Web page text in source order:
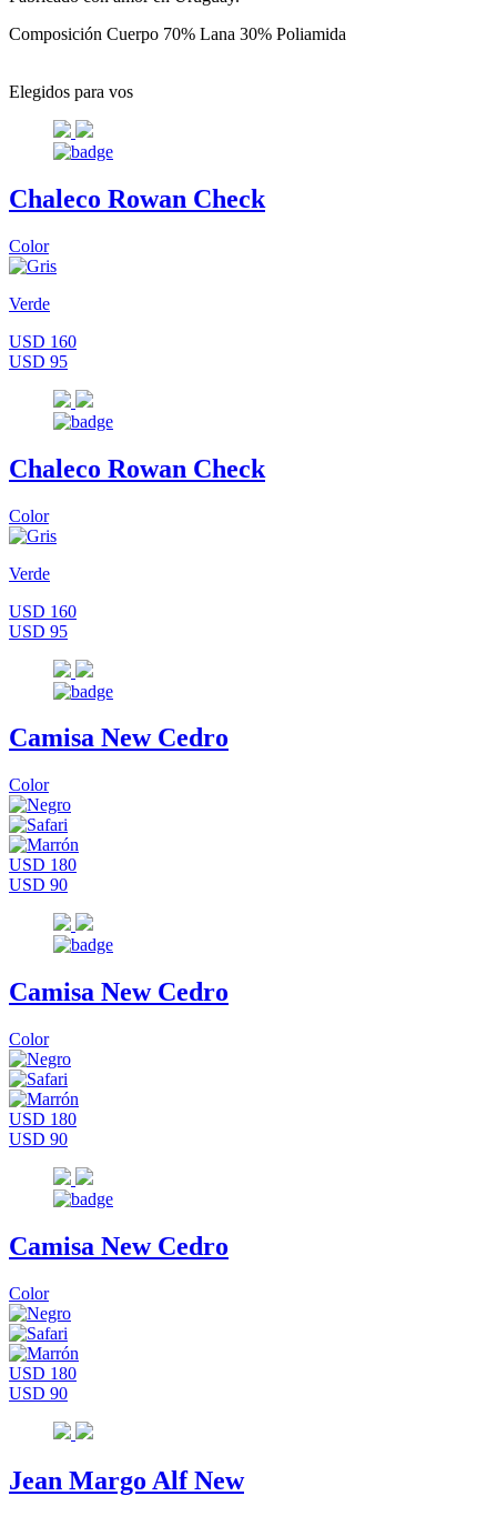
Composición Cuerpo 70% Lana 30% Poliamida
Elegidos para vos
Chaleco Rowan Check
Color
Verde
USD 160
USD 95
Chaleco Rowan Check
Color
Verde
USD 160
USD 95
Camisa New Cedro
Color
USD 180
USD 90
Camisa New Cedro
Color
USD 180
USD 90
Camisa New Cedro
Color
USD 180
USD 90
Jean Margo Alf New